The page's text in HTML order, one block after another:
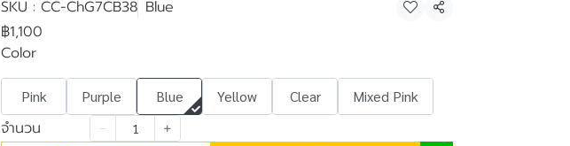
SKU : CC-ChG7CB38 Blue
แชร์
฿1,100
Color
Pink Purple Blue Yellow Clear Mixed Pink
จำนวน